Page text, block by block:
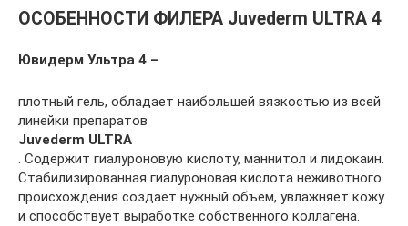
ОСОБЕННОСТИ ФИЛЕРА Juvederm ULTRA 4
Ювидерм Ультра 4 –
плотный гель, обладает наибольшей вязкостью из всей
линейки препаратов
Juvederm ULTRA
. Содержит гиалуроновую кислоту, маннитол и лидокаин.
Стабилизированная гиалуроновая кислота неживотного
происхождения создаёт нужный объем, увлажняет кожу
и способствует выработке собственного коллагена.